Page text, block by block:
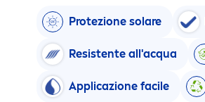
Protezione solare
Resistente all'acqua
Applicazione facile